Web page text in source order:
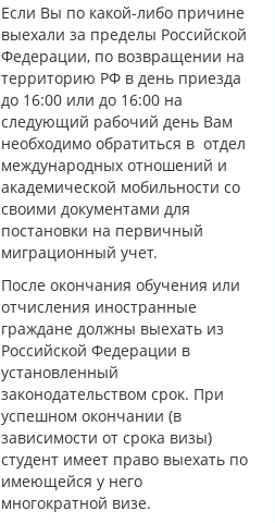
Если Вы по какой-либо причине
выехали за пределы Российской
Федерации, по возвращении на
территорию РФ в день приезда
до 16:00 или до 16:00 на
следующий рабочий день Вам
необходимо обратиться в отдел
международных отношений и
академической мобильности со
своими документами для
постановки на первичный
миграционный учет.
После окончания обучения или
отчисления иностранные
граждане должны выехать из
Российской Федерации в
установленный
законодательством срок. При
успешном окончании (в
зависимости от срока визы)
студент имеет право выехать по
имеющейся у него
многократной визе.